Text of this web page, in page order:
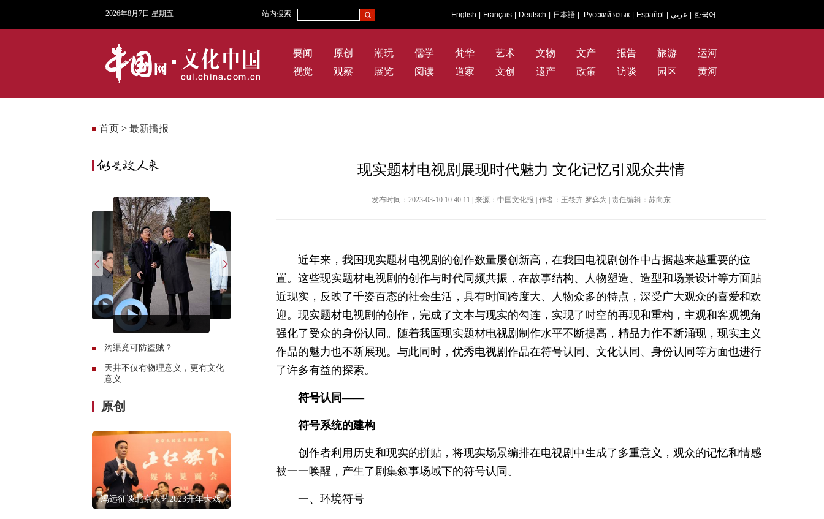
2026年8月7日 星期五 站内搜索 English Français Deutsch 日本語 Русский язык Español عربي 한국어
要闻 原创 潮玩 儒学 梵华 艺术 文物 文产 报告 旅游
运河
视觉
观察 展览 阅读 道家 文创 遗产 政策 访谈 园区 黄河
首页 > 最新播报
沟渠竟可防盗贼？
天井不仅有物理意义，更有文化
意义
原创
冯远征谈北京人艺2023开年大戏《正
现实题材电视剧展现时代魅力 文化记忆引观众共情
发布时间：2023-03-10 10:40:11 | 来源：中国文化报 | 作者：王筱卉 罗弈为 | 责任编辑：苏向东
近年来，我国现实题材电视剧的创作数量屡创新高，在我国电视剧创作中占据越来越重要的位
置。这些现实题材电视剧的创作与时代同频共振，在故事结构、人物塑造、造型和场景设计等方面贴
近现实，反映了千姿百态的社会生活，具有时间跨度大、人物众多的特点，深受广大观众的喜爱和欢
迎。现实题材电视剧的创作，完成了文本与现实的勾连，实现了时空的再现和重构，主观和客观视角
强化了受众的身份认同。随着我国现实题材电视剧制作水平不断提高，精品力作不断涌现，现实主义
作品的魅力也不断展现。与此同时，优秀电视剧作品在符号认同、文化认同、身份认同等方面也进行
了许多有益的探索。
符号认同——
符号系统的建构
创作者利用历史和现实的拼贴，将现实场景编排在电视剧中生成了多重意义，观众的记忆和情感
被一一唤醒，产生了剧集叙事场域下的符号认同。
一、环境符号